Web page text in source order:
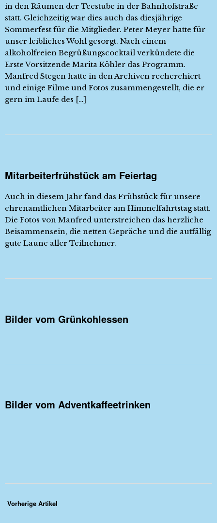
in den Räumen der Teestube in der Bahnhofstraße
statt. Gleichzeitig war dies auch das diesjährige
Sommerfest für die Mitglieder. Peter Meyer hatte für
unser leibliches Wohl gesorgt. Nach einem
alkoholfreien Begrüßungscocktail verkündete die
Erste Vorsitzende Marita Köhler das Programm.
Manfred Stegen hatte in den Archiven recherchiert
und einige Filme und Fotos zusammengestellt, die er
gern im Laufe des […]
Mitarbeiterfrühstück am Feiertag
Auch in diesem Jahr fand das Frühstück für unsere
ehrenamtlichen Mitarbeiter am Himmelfahrtstag statt.
Die Fotos von Manfred unterstreichen das herzliche
Beisammensein, die netten Gepräche und die auffällig
gute Laune aller Teilnehmer.
Bilder vom Grünkohlessen
Bilder vom Adventkaffeetrinken
Vorherige Artikel